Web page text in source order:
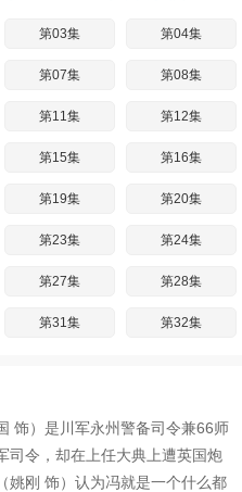
第03集 第04集
第07集 第08集
第11集 第12集
第15集 第16集
第19集 第20集
第23集 第24集
第27集 第28集
第31集 第32集
）是川军永州警备司令兼66师
司令，却在上任大典上遭英国炮
姚刚 饰）认为冯就是一个什么都